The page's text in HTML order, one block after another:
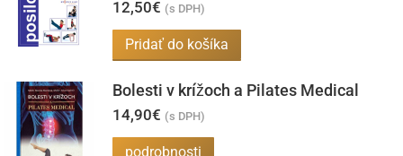
12,50€ (s DPH)
Pridať do košíka
Bolesti v krížoch a Pilates Medical
14,90€ (s DPH)
podrobnosti